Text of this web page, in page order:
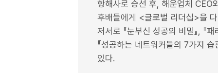
항해사로 승선 후, 해운업체 CEO
후배들에게 <글로벌 리더십>을
저서로 『눈부신 성공의 비밀』, 『
『성공하는 네트워커들의 7가지
있다.